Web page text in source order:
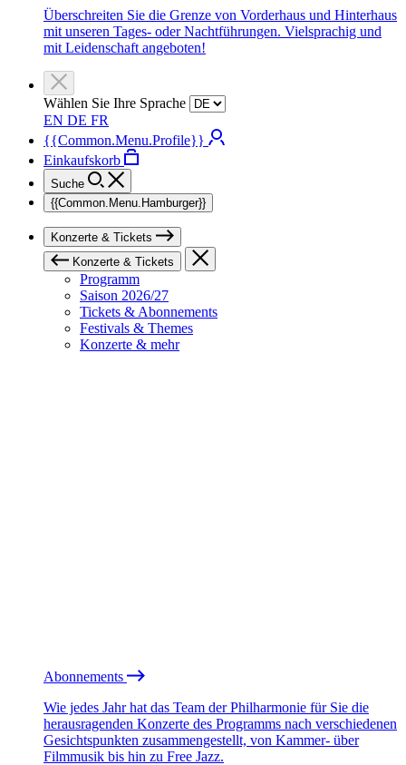
Überschreiten Sie die Grenze von Vorderhaus und Hinterhaus
mit unseren Tages- oder Nachtführungen. Vielsprachig und
mit Leidenschaft angeboten!
Wählen Sie Ihre Sprache
EN DE FR
{{Common.Menu.Profile}}
Einkaufskorb
Suche
{{Common.Menu.Hamburger}}
Konzerte & Tickets
Konzerte & Tickets
Programm
Saison 2026/27
Tickets & Abonnements
Festivals & Themes
Konzerte & mehr
Abonnements
Wie jedes Jahr hat das Team der Philharmonie für Sie die
herausragenden Konzerte des Programms nach verschiedenen
Gesichtspunkten zusammengestellt, von Kammer- über
Filmmusik bis hin zu Free Jazz.